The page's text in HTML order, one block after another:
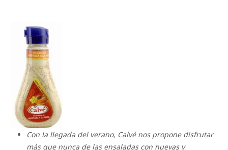
Con la llegada del verano, Calvé nos propone disfrutar
más que nunca de las ensaladas con nuevas y